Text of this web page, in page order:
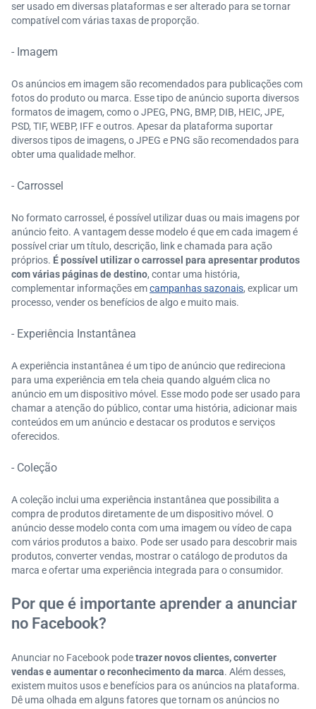
ser usado em diversas plataformas e ser alterado para se tornar
compatível com várias taxas de proporção.
- Imagem
Os anúncios em imagem são recomendados para publicações com
fotos do produto ou marca. Esse tipo de anúncio suporta diversos
formatos de imagem, como o JPEG, PNG, BMP, DIB, HEIC, JPE,
PSD, TIF, WEBP, IFF e outros. Apesar da plataforma suportar
diversos tipos de imagens, o JPEG e PNG são recomendados para
obter uma qualidade melhor.
- Carrossel
No formato carrossel, é possível utilizar duas ou mais imagens por
anúncio feito. A vantagem desse modelo é que em cada imagem é
possível criar um título, descrição, link e chamada para ação
próprios. É possível utilizar o carrossel para apresentar produtos
com várias páginas de destino, contar uma história,
complementar informações emcampanhas sazonais, explicar um
processo, vender os benefícios de algo e muito mais.
- Experiência Instantânea
A experiência instantânea é um tipo de anúncio que redireciona
para uma experiência em tela cheia quando alguém clica no
anúncio em um dispositivo móvel. Esse modo pode ser usado para
chamar a atenção do público, contar uma história, adicionar mais
conteúdos em um anúncio e destacar os produtos e serviços
oferecidos.
- Coleção
A coleção inclui uma experiência instantânea que possibilita a
compra de produtos diretamente de um dispositivo móvel. O
anúncio desse modelo conta com uma imagem ou vídeo de capa
com vários produtos a baixo. Pode ser usado para descobrir mais
produtos, converter vendas, mostrar o catálogo de produtos da
marca e ofertar uma experiência integrada para o consumidor.
Por que é importante aprender a anunciar
no Facebook?
Anunciar no Facebook podetrazer novos clientes, converter
vendas e aumentar o reconhecimento da marca. Além desses,
existem muitos usos e benefícios para os anúncios na plataforma.
Dê uma olhada em alguns fatores que tornam os anúncios no